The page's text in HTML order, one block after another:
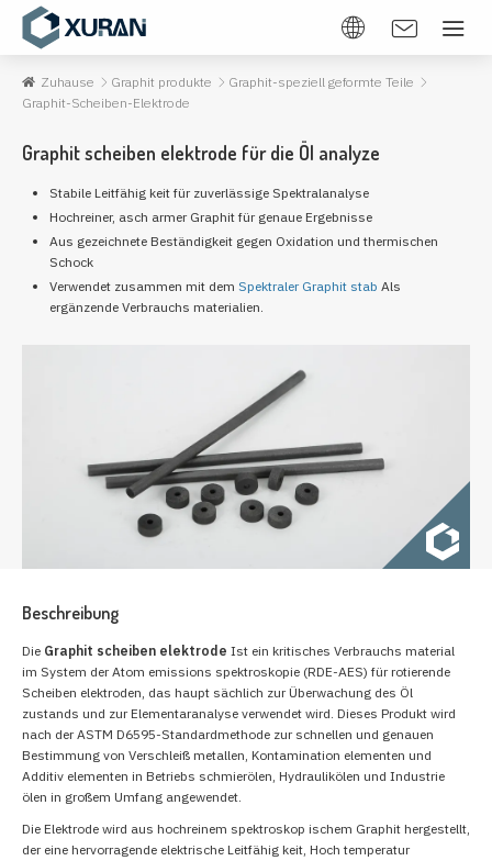
Zuhause Graphit produkte
Graphit-speziell geformte Teile
Graphit-Scheiben-Elektrode
Graphit scheiben elektrode für die Öl analyze
Stabile Leitfähig keit für zuverlässige Spektralanalyse
Hochreiner, asch armer Graphit für genaue Ergebnisse
Aus gezeichnete Beständigkeit gegen Oxidation und thermischen
Schock
Verwendet zusammen mit dem Spektraler Graphit stab Als
ergänzende Verbrauchs materialien.
Beschreibung
Die Graphit scheiben elektrode Ist ein kritisches Verbrauchs material
im System der Atom emissions spektroskopie (RDE-AES) für rotierende
Scheiben elektroden, das haupt sächlich zur Überwachung des Öl
zustands und zur Elementaranalyse verwendet wird. Dieses Produkt wird
nach der ASTM D6595-Standardmethode zur schnellen und genauen
Bestimmung von Verschleiß metallen, Kontamination elementen und
Additiv elementen in Betriebs schmierölen, Hydraulikölen und Industrie
ölen in großem Umfang angewendet.
Die Elektrode wird aus hochreinem spektroskop ischem Graphit hergestellt,
der eine hervorragende elektrische Leitfähig keit, Hoch temperatur